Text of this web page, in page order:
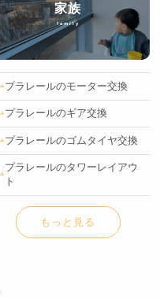
家族
family
プラレールのモーター交換
プラレールのギア交換
プラレールのゴムタイヤ交換
プラレールのタワーレイアウ
ト
もっと見る